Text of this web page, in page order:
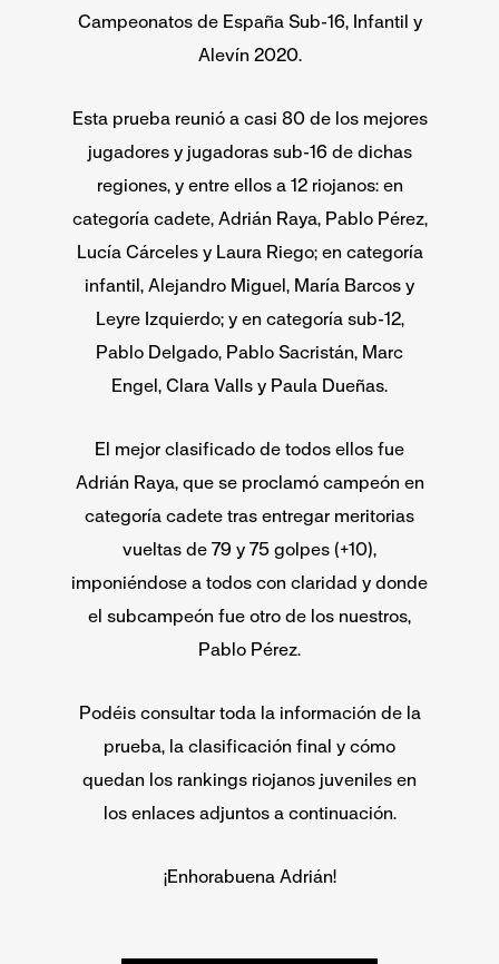
Campeonatos de España Sub-16, Infantil y
Alevín 2020.
Esta prueba reunió a casi 80 de los mejores
jugadores y jugadoras sub-16 de dichas
regiones, y entre ellos a 12 riojanos: en
categoría cadete, Adrián Raya, Pablo Pérez,
Lucía Cárceles y Laura Riego; en categoría
infantil, Alejandro Miguel, María Barcos y
Leyre Izquierdo; y en categoría sub-12,
Pablo Delgado, Pablo Sacristán, Marc
Engel, Clara Valls y Paula Dueñas.
El mejor clasificado de todos ellos fue
Adrián Raya, que se proclamó campeón en
categoría cadete tras entregar meritorias
vueltas de 79 y 75 golpes (+10),
imponiéndose a todos con claridad y donde
el subcampeón fue otro de los nuestros,
Pablo Pérez.
Podéis consultar toda la información de la
prueba, la clasificación final y cómo
quedan los rankings riojanos juveniles en
los enlaces adjuntos a continuación.
¡Enhorabuena Adrián!